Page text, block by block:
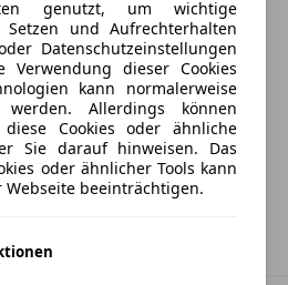
den Renault Kadjar, den
Kangoo, den Renault
oder den Renault Twingo. Im
kommen für ein Leasing
wie der Renault Trafic oder
Informieren Sie sich jetzt
über die aktuellen
renommierten Partner.
genutzt, um wichtige
und Aufrechterhalten
Datenschutzeinstellungen
Verwendung dieser Cookies
kann normalerweise
Allerdings können
Cookies oder ähnliche
Sie darauf hinweisen. Das
oder ähnlicher Tools kann
beeinträchtigen.